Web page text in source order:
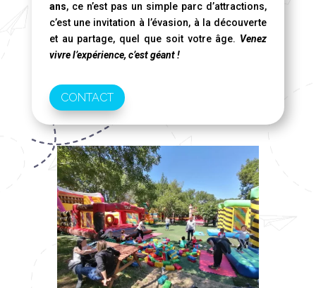
ans, ce n’est pas un simple parc d’attractions,
c’est une invitation à l’évasion, à la découverte
et au partage, quel que soit votre âge. Venez
vivre l’expérience, c’est géant !
CONTACT